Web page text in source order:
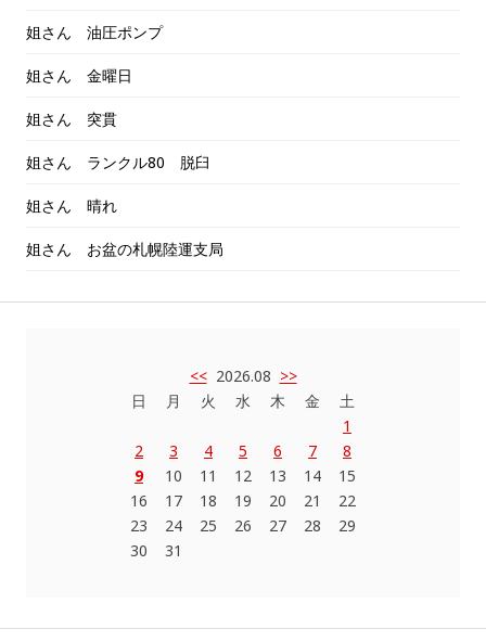
姐さん 油圧ポンプ
姐さん 金曜日
姐さん 突貫
姐さん ランクル80 脱臼
姐さん 晴れ
姐さん お盆の札幌陸運支局
<<2026.08 >>
日
2
9
16
23
30
月
3
10
17
24
31
火
4
11
18
25
水
5
12
19
26
木
6
13
20
27
金
7
14
21
28
土
1
8
15
22
29